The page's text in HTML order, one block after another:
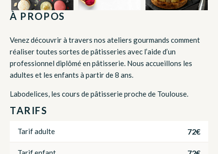
À PROPOS
Venez découvrir à travers nos ateliers gourmands comment
réaliser toutes sortes de pâtisseries avec l’aide d’un
professionnel diplômé en pâtisserie. Nous accueillons les
adultes et les enfants à partir de 8 ans.
Labodelices, les cours de pâtisserie proche de Toulouse.
TARIFS
Tarif adulte 72€